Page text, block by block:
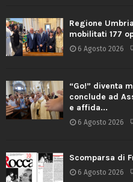
Regione
mobilitati 177
6 Agosto 2026
“Go!” diventa
conclude ad
e affida...
6 Agosto 2026
Scomparsa di
6 Agosto 2026